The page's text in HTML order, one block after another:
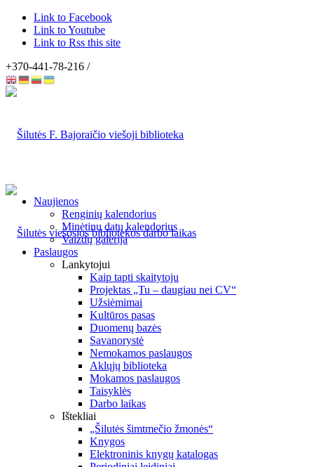
Link to Facebook
Link to Youtube
Link to Rss this site
+370-441-78-216 /
Naujienos
Renginių kalendorius
Minėtinų datų kalendorius
Vaizdų galerija
Paslaugos
Lankytojui
Kaip tapti skaitytoju
Projektas „Tu – daugiau nei CV“
Užsiėmimai
Kultūros pasas
Duomenų bazės
Savanorystė
Nemokamos paslaugos
Aklųjų biblioteka
Mokamos paslaugos
Taisyklės
Darbo laikas
Ištekliai
„Šilutės šimtmečio žmonės“
Knygos
Elektroninis knygų katalogas